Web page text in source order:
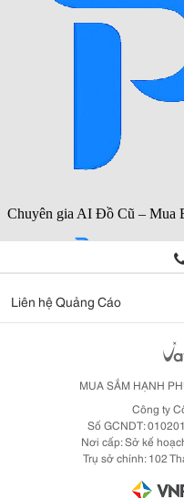
Liên hệ Quảng Cáo
MUA SẮM HẠNH
Công ty
Số GCNDT:
Nơi cấp: Sở kế
Trụ sở chính: 102